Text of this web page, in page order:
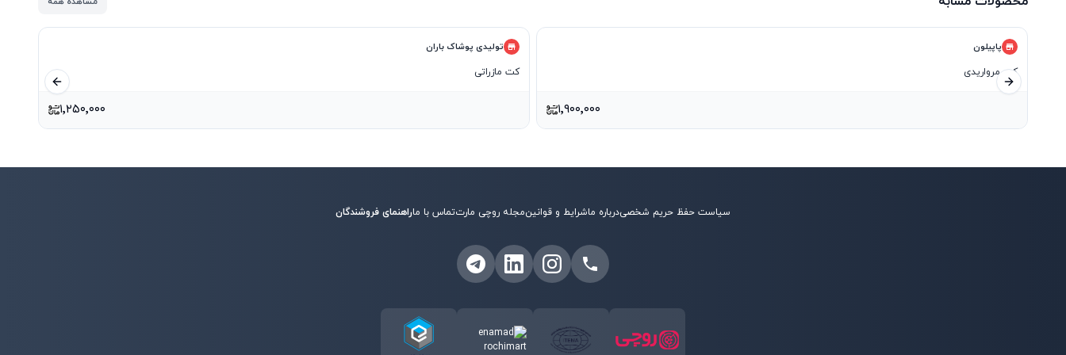
تولیدی پوشاک باران
کت مازراتی
۱٬۲۵۰٬۰۰۰
پاپیلون
کت مرواریدی
۱٬۹۰۰٬۰۰۰
اسلاید قبلی اسلاید بعدی
سیاست حفظ حریم شخصیدرباره ماشرایط و قوانینمجله روچی مارتتماس با ماراهنمای فروشندگان